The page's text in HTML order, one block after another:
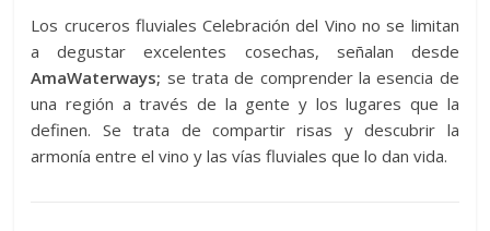
Los cruceros fluviales Celebración del Vino no se limitan
a degustar excelentes cosechas, señalan desde
AmaWaterways; se trata de comprender la esencia de
una región a través de la gente y los lugares que la
definen. Se trata de compartir risas y descubrir la
armonía entre el vino y las vías fluviales que lo dan vida.